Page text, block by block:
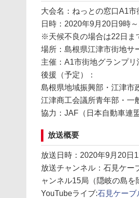
大会名：ねっとの窓口A1
日時：2020年9月20日9時
※天候不良の場合は22日ま
場所：島根県江津市街地サ
主催：A1市街地グランプ
後援（予定）：
島根県地域振興部・江津市
江津商工会議所青年部・一
協力：JAF（日本自動車連盟
放送概要
放送日時：2020年9月20日
放送チャンネル：石見ケー
ャンネル15局（隠岐の島を
YouTubeライブ:石見ケーブ